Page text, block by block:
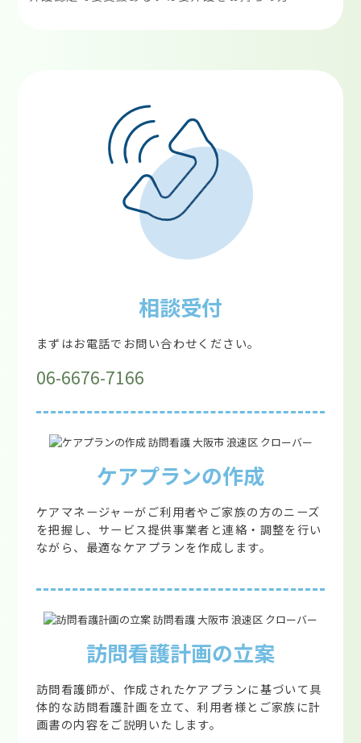
相談受付
まずはお電話でお問い合わせください。
06-6676-7166
ケアプランの作成
ケアマネージャーがご利用者やご家族の方のニーズ
を把握し、サービス提供事業者と連絡・調整を行い
ながら、最適なケアプランを作成します。
訪問看護計画の立案
訪問看護師が、作成されたケアプランに基づいて具
体的な訪問看護計画を立て、利用者様とご家族に計
画書の内容をご説明いたします。